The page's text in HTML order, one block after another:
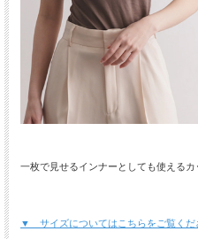
一枚で見せるインナーとしても使えるカ
▼ サイズについてはこちらをご覧くだ